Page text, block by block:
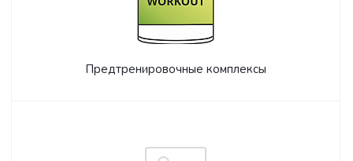
Предтренировочные комплексы